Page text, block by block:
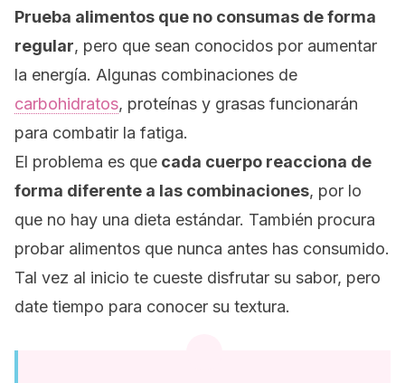
Prueba alimentos que no consumas de forma
regular, pero que sean conocidos por aumentar
la energía. Algunas combinaciones de
carbohidratos, proteínas y grasas funcionarán
para combatir la fatiga.
El problema es que cada cuerpo reacciona de
forma diferente a las combinaciones, por lo
que no hay una dieta estándar. También procura
probar alimentos que nunca antes has consumido.
Tal vez al inicio te cueste disfrutar su sabor, pero
date tiempo para conocer su textura.